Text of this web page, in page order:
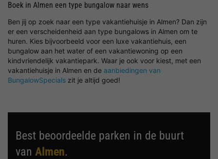
Boek in Almen een type bungalow naar wens
Ben jij op zoek naar een type vakantiehuisje in Almen? Dan zijn
er een verscheidenheid aan type bungalows in Almen om te
huren. Kies bijvoorbeeld voor een luxe vakantiehuis, een
bungalow aan het water of een vakantiewoning op een
kindvriendelijk vakantiepark. Waar je ook voor kiest, met een
vakantiehuisje in Almen en de aanbiedingen van
BungalowSpecials zit je altijd goed!
Best beoordeelde parken in de buurt
van Almen.